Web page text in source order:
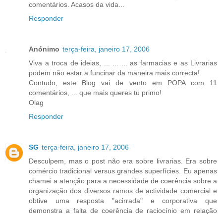
comentários. Acasos da vida...
Responder
Anónimo terça-feira, janeiro 17, 2006
Viva a troca de ideias, ... ... ... as farmacias e as Livrarias
podem não estar a funcinar da maneira mais correcta!
Contudo, este Blog vai de vento em POPA com 11
comentários, ... que mais queres tu primo!
Olag
Responder
SG terça-feira, janeiro 17, 2006
Desculpem, mas o post não era sobre livrarias. Era sobre
comércio tradicional versus grandes superfícies. Eu apenas
chamei a atenção para a necessidade de coerência sobre a
organização dos diversos ramos de actividade comercial e
obtive uma resposta "acirrada" e corporativa que
demonstra a falta de coerência de raciocínio em relação